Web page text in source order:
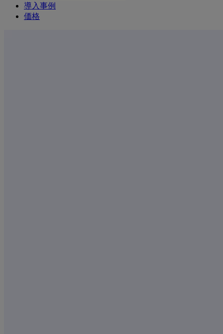
導入事例
価格